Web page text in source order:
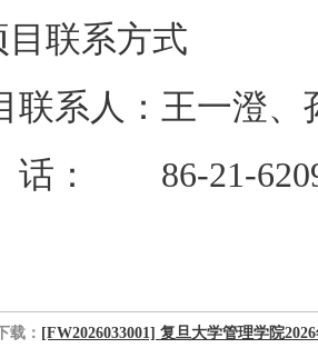
目联系方式
联系人：王一澄、
： 86-21-
载： [FW2026033001] 复旦大学管理学院